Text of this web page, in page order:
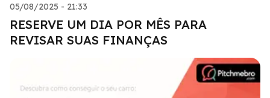
05/08/2025 - 21:33
RESERVE UM DIA POR MÊS PARA
REVISAR SUAS FINANÇAS